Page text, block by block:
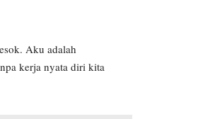
Aku adalah
kerja nyata diri kita